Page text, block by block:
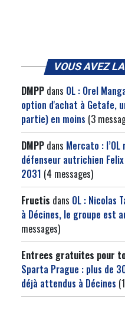
VOUS AVEZ
DMPP dans OL : Orel
option d'achat à Getafe,
partie) en moins (3
DMPP dans Mercato :
défenseur autrichien Felix
2031 (4 messages)
Fructis dans OL : Nicolas
à Décines, le groupe est
messages)
Entrees gratuites pour
Sparta Prague : plus de
déjà attendus à Décines